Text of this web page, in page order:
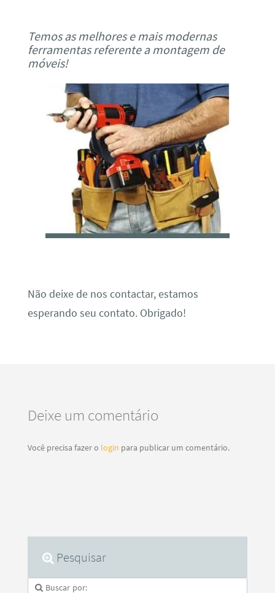
Temos as melhores e mais modernas
ferramentas referente a montagem de
móveis!
Não deixe de nos contactar, estamos
esperando seu contato. Obrigado!
Deixe um comentário
Você precisa fazer o login para publicar um comentário.
Pesquisar